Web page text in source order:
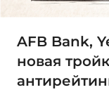
AFB Bank,
новая